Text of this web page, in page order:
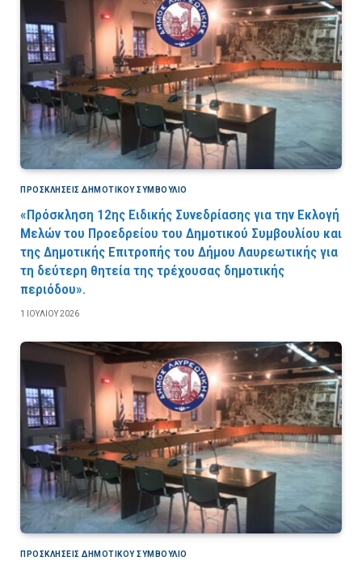
ΠΡΟΣΚΛΉΣΕΙΣ ΔΗΜΟΤΙΚΟΎ ΣΥΜΒΟΎΛΙΟ
«Πρόσκληση 12ης Ειδικής Συνεδρίασης για την Εκλογή
Μελών του Προεδρείου του Δημοτικού Συμβουλίου και
της Δημοτικής Επιτροπής του Δήμου Λαυρεωτικής για
τη δεύτερη θητεία της τρέχουσας δημοτικής
περιόδου».
1 ΙΟΥΛΊΟΥ 2026
ΠΡΟΣΚΛΉΣΕΙΣ ΔΗΜΟΤΙΚΟΎ ΣΥΜΒΟΎΛΙΟ